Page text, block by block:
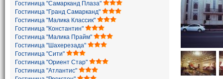
Гостиница "Самарканд Плаза"
Гостиница "Гранд Самарканд"
Гостиница "Малика Классик"
Гостиница "Константин"
Гостиница "Малика Прайм"
Гостиница "Шахерезада"
Гостиница "Сити"
Гостиница "Ориент Стар"
Гостиница "Атлантис"